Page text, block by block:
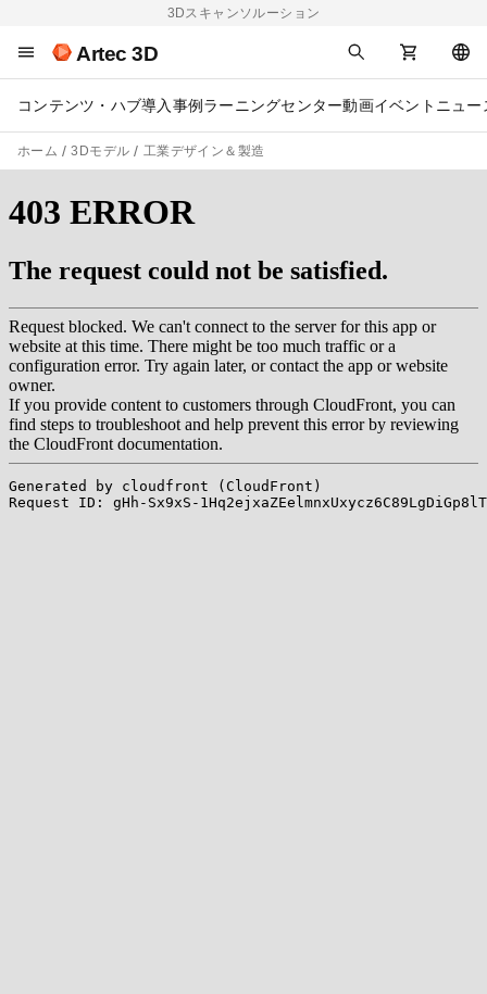
3Dスキャンソルーション
Artec 3D
コンテンツ・ハブ導入事例 ラーニングセンター動画イベント ニュー
ホーム 3Dモデル 工業デザイン＆製造